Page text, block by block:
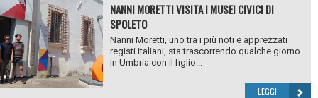
NANNI MORETTI VISITA I MUSEI CIVICI DI
SPOLETO
Nanni Moretti, uno tra i più noti e apprezzati
registi italiani, sta trascorrendo qualche giorno
in Umbria con il figlio...
LEGGI